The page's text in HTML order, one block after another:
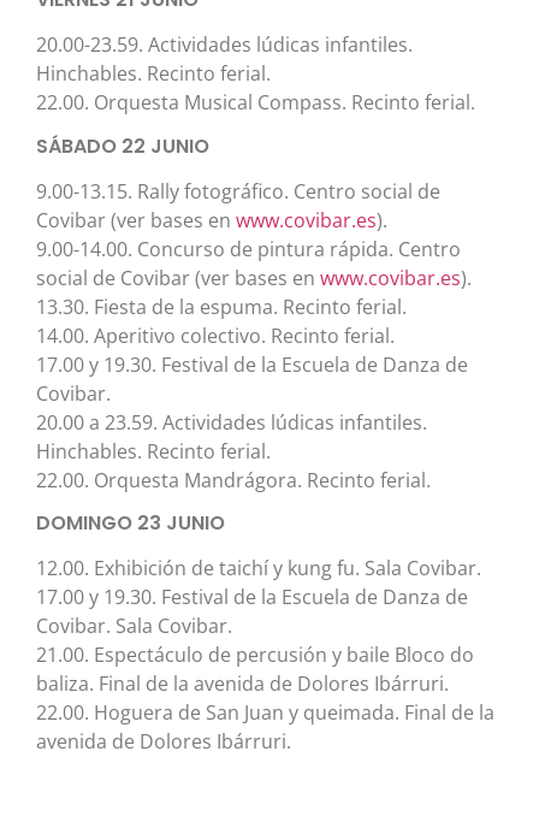
20.00-23.59. Actividades lúdicas infantiles.
Hinchables. Recinto ferial.
22.00. Orquesta Musical Compass. Recinto ferial.
SÁBADO 22 JUNIO
9.00-13.15. Rally fotográfico. Centro social de
Covibar (ver bases en www.covibar.es).
9.00-14.00. Concurso de pintura rápida. Centro
social de Covibar (ver bases en www.covibar.es).
13.30. Fiesta de la espuma. Recinto ferial.
14.00. Aperitivo colectivo. Recinto ferial.
17.00 y 19.30. Festival de la Escuela de Danza de
Covibar.
20.00 a 23.59. Actividades lúdicas infantiles.
Hinchables. Recinto ferial.
22.00. Orquesta Mandrágora. Recinto ferial.
DOMINGO 23 JUNIO
12.00. Exhibición de taichí y kung fu. Sala Covibar.
17.00 y 19.30. Festival de la Escuela de Danza de
Covibar. Sala Covibar.
21.00. Espectáculo de percusión y baile Bloco do
baliza. Final de la avenida de Dolores Ibárruri.
22.00. Hoguera de San Juan y queimada. Final de la
avenida de Dolores Ibárruri.